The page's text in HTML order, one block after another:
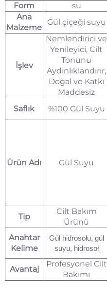
Form su
Ana
Malzeme
Gül çiçeği suyu
İşlev
Nemlendirici ve
Yenileyici, Cilt
Tonunu
Aydınlıklandırır,
Doğal ve Katkı
Maddesiz
Saflık %100 Gül Suyu
Ürün Adı Gül Suyu
Tip
Cilt Bakım
Ürünü
Anahtar
Kelime
Gül hidrosołu, gül
suyu, hidrosoł
Avantaj
Profesyonel Cilt
Bakımı